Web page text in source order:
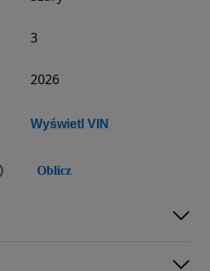
3
2026
Wyświetl VIN
Oblicz